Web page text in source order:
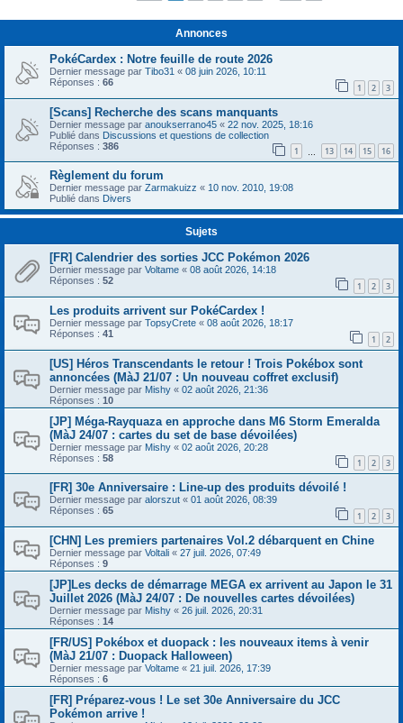
Annonces
PokéCardex : Notre feuille de route 2026
Dernier message par Tibo31 « 08 juin 2026, 10:11
Réponses : 66 1 2 3
[Scans] Recherche des scans manquants
Dernier message par anoukserrano45 « 22 nov. 2025, 18:16
Publié dans Discussions et questions de collection
Réponses : 386 1 13 14 15 16
Règlement du forum
Dernier message par Zarmakuizz « 10 nov. 2010, 19:08
Publié dans Divers
Sujets
[FR] Calendrier des sorties JCC Pokémon 2026
Dernier message par Voltame « 08 août 2026, 14:18
Réponses : 52 1 2 3
Les produits arrivent sur PokéCardex !
Dernier message par TopsyCrete « 08 août 2026, 18:17
Réponses : 41 1 2
[US] Héros Transcendants le retour ! Trois Pokébox sont
annoncées (MàJ 21/07 : Un nouveau coffret exclusif)
Dernier message par Mishy « 02 août 2026, 21:36
Réponses : 10
[JP] Méga-Rayquaza en approche dans M6 Storm Emeralda
(MàJ 24/07 : cartes du set de base dévoilées)
Dernier message par Mishy « 02 août 2026, 20:28
Réponses : 58 1 2 3
[FR] 30e Anniversaire : Line-up des produits dévoilé !
Dernier message par alorszut « 01 août 2026, 08:39
Réponses : 65 1 2 3
[CHN] Les premiers partenaires Vol.2 débarquent en Chine
Dernier message par Voltali « 27 juil. 2026, 07:49
Réponses : 9
[JP]Les decks de démarrage MEGA ex arrivent au Japon le 31
Juillet 2026 (MàJ 24/07 : De nouvelles cartes dévoilées)
Dernier message par Mishy « 26 juil. 2026, 20:31
Réponses : 14
[FR/US] Pokébox et duopack : les nouveaux items à venir
(MàJ 21/07 : Duopack Halloween)
Dernier message par Voltame « 21 juil. 2026, 17:39
Réponses : 6
[FR] Préparez-vous ! Le set 30e Anniversaire du JCC
Pokémon arrive !